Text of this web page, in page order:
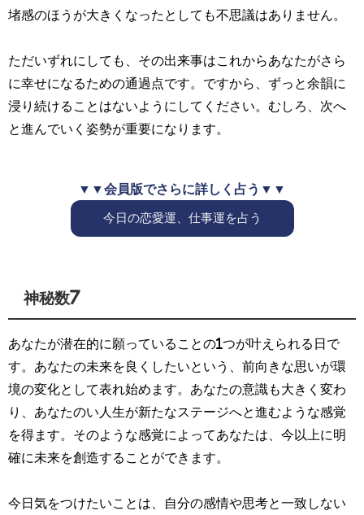
堵感のほうが大きくなったとしても不思議はありません。
ただいずれにしても、その出来事はこれからあなたがさら
に幸せになるための通過点です。ですから、ずっと余韻に
浸り続けることはないようにしてください。むしろ、次へ
と進んでいく姿勢が重要になります。
▼▼会員版でさらに詳しく占う▼▼
今日の恋愛運、仕事運を占う
神秘数7
あなたが潜在的に願っていることの1つが叶えられる日で
す。あなたの未来を良くしたいという、前向きな思いが環
境の変化として表れ始めます。あなたの意識も大きく変わ
り、あなたのい人生が新たなステージへと進むような感覚
を得ます。そのような感覚によってあなたは、今以上に明
確に未来を創造することができます。
今日気をつけたいことは、自分の感情や思考と一致しない